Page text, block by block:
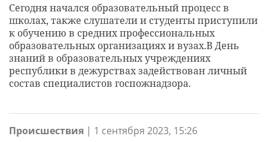
Сегодня начался образовательный процесс в
школах, также слушатели и студенты приступили
к обучению в средних профессиональных
образовательных организациях и вузах.В День
знаний в образовательных учреждениях
республики в дежурствах задействован личный
состав специалистов госпожнадзора.
Происшествия | 1 сентября 2023, 15:26